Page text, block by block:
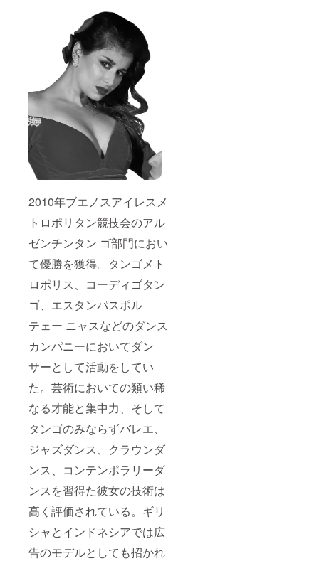
2010年ブエノスアイレスメ
トロポリタン競技会のアル
ゼンチンタン ゴ部門におい
て優勝を獲得。タンゴメト
ロポリス、コーディゴタン
ゴ、エスタンパスポル
テェー ニャスなどのダンス
カンパニーにおいてダン
サーとして活動をしてい
た。芸術においての類い稀
なる才能と集中力、そして
タンゴのみならずバレエ、
ジャズダンス、クラウンダ
ンス、コンテンポラリーダ
ンスを習得た彼女の技術は
高く評価されている。ギリ
シャとインドネシアでは広
告のモデルとしても招かれ